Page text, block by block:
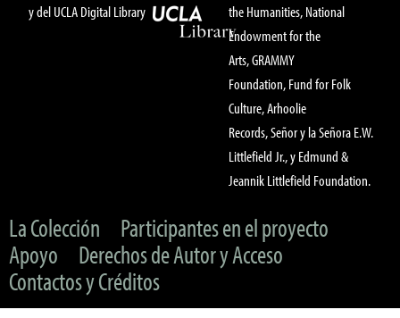
y del UCLA Digital Library
the Humanities, National
Endowment for the
Arts, GRAMMY
Foundation, Fund for Folk
Culture, Arhoolie
Records, Señor y la Señora E.W.
Littlefield Jr., y Edmund &
Jeannik Littlefield Foundation.
La Colección
Participantes en el proyecto
Apoyo
Derechos de Autor y Acceso
Contactos y Créditos